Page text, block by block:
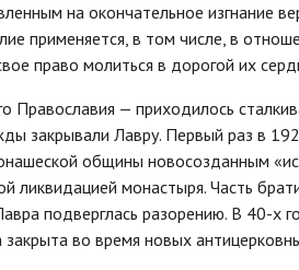
на окончательное изгнание
применяется, в том числе, в
право молиться в дорогой их
Православия — приходилось
закрывали Лавру. Первый раз в
общины новосозданным
ликвидацией монастыря. Часть
подверглась разорению. В 40-х
во время новых